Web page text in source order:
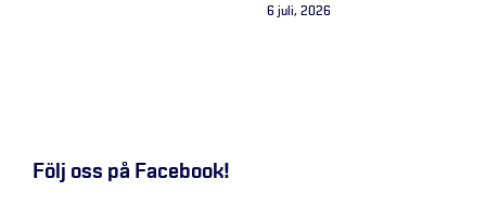
6 juli, 2026
Följ oss på Facebook!